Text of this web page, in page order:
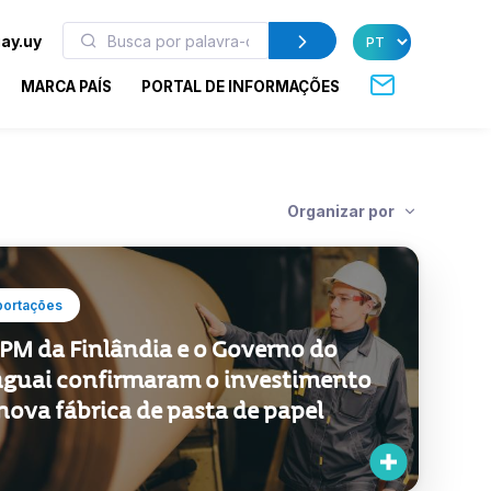
MARCA PAÍS PORTAL DE INFORMAÇÕES
Organizar por
da Finlândia e o Governo do
confirmaram o investimento
fábrica de pasta de papel